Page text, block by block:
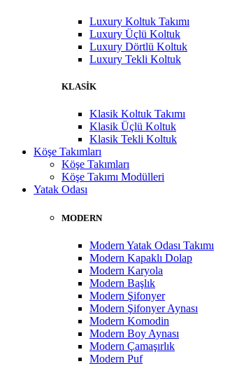
Luxury Koltuk Takımı
Luxury Üçlü Koltuk
Luxury Dörtlü Koltuk
Luxury Tekli Koltuk
KLASİK
Klasik Koltuk Takımı
Klasik Üçlü Koltuk
Klasik Tekli Koltuk
Köşe Takımları
Köşe Takımları
Köşe Takımı Modülleri
Yatak Odası
MODERN
Modern Yatak Odası Takımı
Modern Kapaklı Dolap
Modern Karyola
Modern Başlık
Modern Şifonyer
Modern Şifonyer Aynası
Modern Komodin
Modern Boy Aynası
Modern Çamaşırlık
Modern Puf